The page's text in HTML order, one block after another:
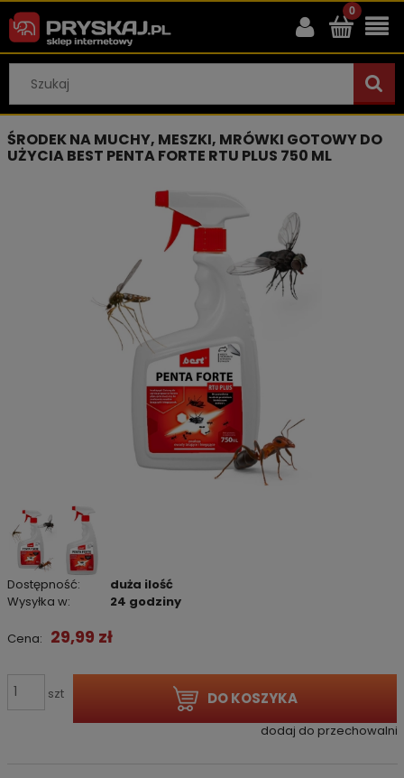
ŚRODEK NA MUCHY, MESZKI, MRÓWKI GOTOWY DO
UŻYCIA BEST PENTA FORTE RTU PLUS 750 ML
Dostępność:
duża ilość
Wysyłka w:
24 godziny
Cena: 29,99 zł
szt DO KOSZYKA
dodaj do przechowalni